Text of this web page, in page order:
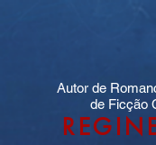
Autor de
de Ficção